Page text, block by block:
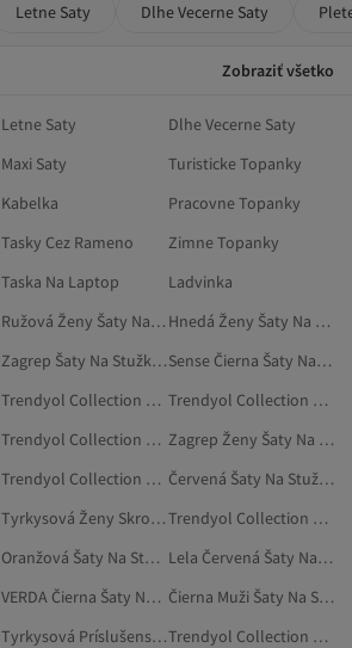
Letne Saty Dlhe Vecerne Saty
Zobraziť všetko
Letne Saty
Dlhe Vecerne Saty
Maxi Saty
Turisticke Topanky
Kabelka
Pracovne Topanky
Tasky Cez Rameno
Zimne Topanky
Taska Na Laptop
Ladvinka
Ružová Ženy Šaty Na Stužkovú
Hnedá Ženy Šaty Na Stužkovú
Zagrep Šaty Na Stužkovú
Sense Čierna Šaty Na Stužkovú
Trendyol Collection Sivá Šaty Na Stužkovú
Trendyol Collection Čierna Šaty Na Stužkovú
Trendyol Collection Hnedá Šaty Na Stužkovú
Zagrep Ženy Šaty Na Stužkovú
Trendyol Collection Kaki Šaty Na Stužkovú
Červená Šaty Na Stužkovú
Tyrkysová Ženy Skromné Večerné Šaty
Trendyol Collection Viacfarebná Šaty Na Stužkovú
Oranžová Šaty Na Stužkovú
Lela Červená Šaty Na Stužkovú
VERDA Čierna Šaty Na Stužkovú
Čierna Muži Šaty Na Stužkovú
Tyrkysová Príslušenstvo
Trendyol Collection Strieborná Šaty Na Stužkovú